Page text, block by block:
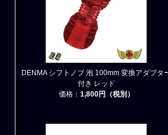
DENMA シフトノブ 泡 100mm 変換アダプタ
付き レッド
価格： 1,800円（税別）